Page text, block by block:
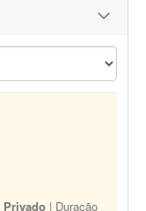
Privado | Duração